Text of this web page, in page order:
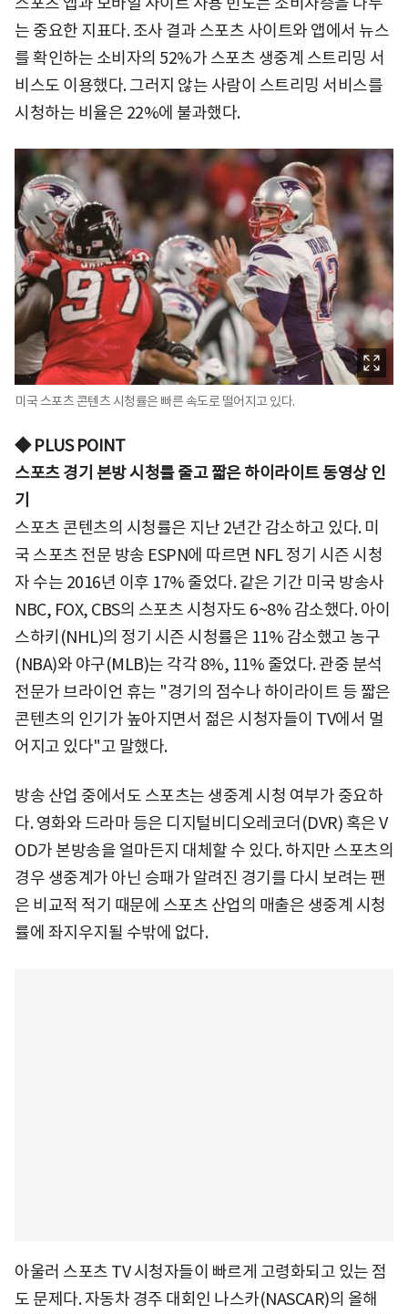
는 중요한 지표다. 조사 결과 스포츠 사이트와 앱에서 뉴스
를 확인하는 소비자의 52%가 스포츠 생중계 스트리밍 서
비스도 이용했다. 그러지 않는 사람이 스트리밍 서비스를
시청하는 비율은 22%에 불과했다.
미국 스포츠 콘텐츠 시청률은 빠른 속도로 떨어지고 있다.
◆ PLUS POINT
스포츠 경기 본방 시청률 줄고 짧은 하이라이트 동영상 인
기
스포츠 콘텐츠의 시청률은 지난 2년간 감소하고 있다. 미
국 스포츠 전문 방송 ESPN에 따르면 NFL 정기 시즌 시청
자 수는 2016년 이후 17% 줄었다. 같은 기간 미국 방송사
NBC, FOX, CBS의 스포츠 시청자도 6~8% 감소했다. 아이
스하키(NHL)의 정기 시즌 시청률은 11% 감소했고 농구
(NBA)와 야구(MLB)는 각각 8%, 11% 줄었다. 관중 분석
전문가 브라이언 휴는 "경기의 점수나 하이라이트 등 짧은
콘텐츠의 인기가 높아지면서 젊은 시청자들이 TV에서 멀
어지고 있다"고 말했다.
방송 산업 중에서도 스포츠는 생중계 시청 여부가 중요하
다. 영화와 드라마 등은 디지털비디오레코더(DVR) 혹은 V
OD가 본방송을 얼마든지 대체할 수 있다. 하지만 스포츠의
경우 생중계가 아닌 승패가 알려진 경기를 다시 보려는 팬
은 비교적 적기 때문에 스포츠 산업의 매출은 생중계 시청
률에 좌지우지될 수밖에 없다.
아울러 스포츠 TV 시청자들이 빠르게 고령화되고 있는 점
도 문제다. 자동차 경주 대회인 나스카(NASCAR)의 올해